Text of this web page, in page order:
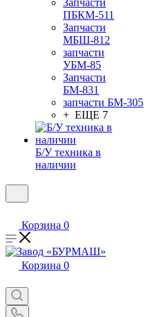
Запчасти
ПБКМ-511
Запчасти
МБШ-812
запчасти
УБМ-85
Запчасти
БМ-831
запчасти БМ-305
+ ЕЩЕ 7
Б/У техника в
наличии
Корзина 0
Корзина 0